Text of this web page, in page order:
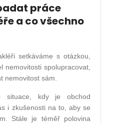
práce
a co všechno
setkáváme s otázkou,
nemovitosti spolupracovat,
nemovitost sám.
situace, kdy je obchod
i zkušenosti na to, aby se
Stále je téměř polovina